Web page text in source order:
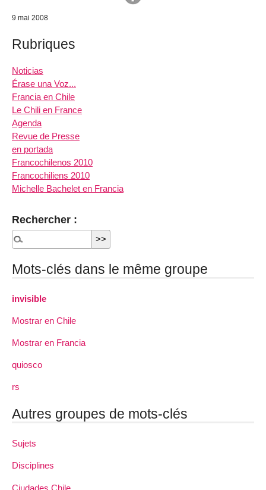
9 mai 2008
Rubriques
Noticias
Érase una Voz...
Francia en Chile
Le Chili en France
Agenda
Revue de Presse
en portada
Francochilenos 2010
Francochiliens 2010
Michelle Bachelet en Francia
Rechercher :
Mots-clés dans le même groupe
invisible
Mostrar en Chile
Mostrar en Francia
quiosco
rs
Autres groupes de mots-clés
Sujets
Disciplines
Ciudades Chile